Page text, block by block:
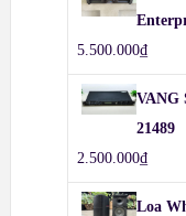
5.500.000₫
VANG
21489
2.500.000₫
Loa